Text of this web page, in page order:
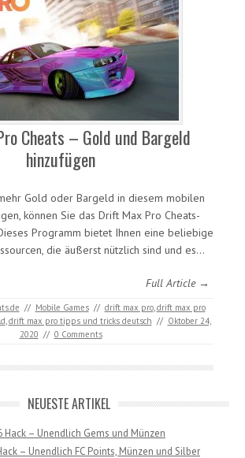
Cheats – Gold und Bargeld
hinzufügen
Gold oder Bargeld in diesem mobilen
können Sie das Drift Max Pro Cheats-
Programm bietet Ihnen eine beliebige
die äußerst nützlich sind und es…
Full Article →
// Mobile Games // drift max pro, drift max pro
drift max pro tipps und tricks deutsch // Oktober 24,
2020 // 0 Comments
NEUESTE ARTIKEL
Hack – Unendlich Gems und Münzen
– Unendlich FC Points, Münzen und Silber